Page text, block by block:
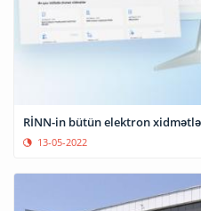
RİNN-in bütün elektron
13-05-2022